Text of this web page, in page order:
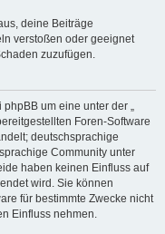
deine Beiträge
verstoßen oder geeignet
zuzufügen.
um eine unter der „
Foren-Software
deutschsprachige
Community unter
haben keinen Einfluss auf
wird. Sie können
für bestimmte Zwecke nicht
Einfluss nehmen.